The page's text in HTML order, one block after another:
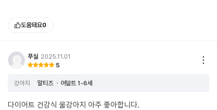
도움돼요0
푸실 2025.11.01
5
강아지 말티즈 어덜트 1-6세
다이어트 건강식 울강아지 아주 좋아합니다.